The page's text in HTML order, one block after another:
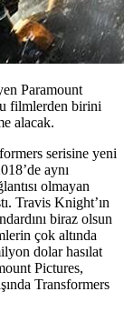
Paramount
filmlerden birini
alacak.
serisine yeni
aynı
olmayan
Travis Knight’ın
biraz olsun
çok altında
dolar hasılat
Pictures,
Transformers